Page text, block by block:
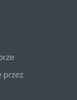
przez